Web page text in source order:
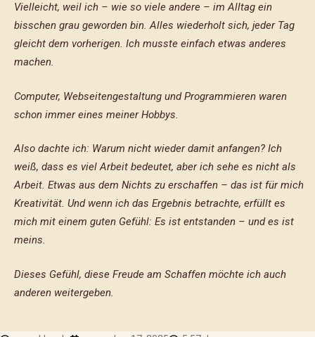
Vielleicht, weil ich – wie so viele andere – im Alltag ein
bisschen grau geworden bin. Alles wiederholt sich, jeder Tag
gleicht dem vorherigen. Ich musste einfach etwas anderes
machen.
Computer, Webseitengestaltung und Programmieren waren
schon immer eines meiner Hobbys.
Also dachte ich: Warum nicht wieder damit anfangen? Ich
weiß, dass es viel Arbeit bedeutet, aber ich sehe es nicht als
Arbeit. Etwas aus dem Nichts zu erschaffen – das ist für mich
Kreativität. Und wenn ich das Ergebnis betrachte, erfüllt es
mich mit einem guten Gefühl: Es ist entstanden – und es ist
meins.
Dieses Gefühl, diese Freude am Schaffen möchte ich auch
anderen weitergeben.